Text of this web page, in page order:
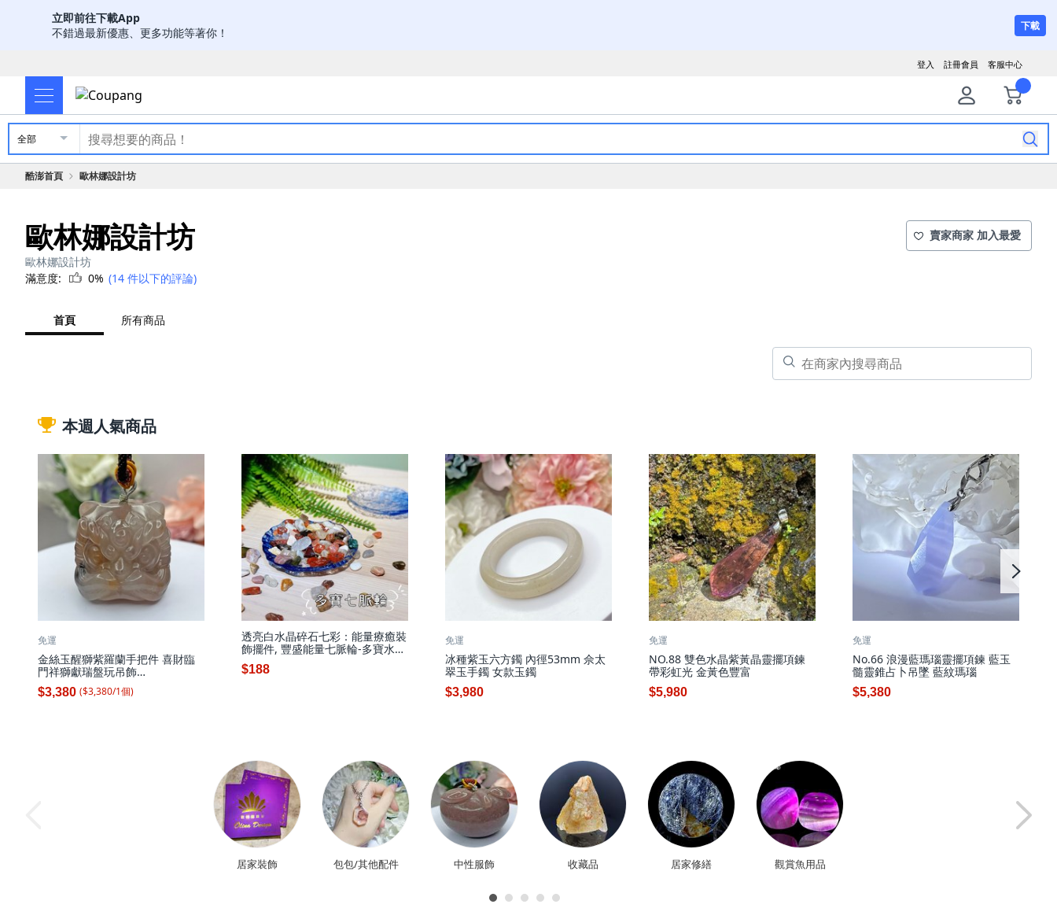
立即前往下載App
不錯過最新優惠、更多功能等著你！
下載
客服中心
註冊會員
登入
全部
酷澎首頁 歐林娜設計坊
歐林娜設計坊
歐林娜設計坊
滿意度:
0% (14 件以下的評論)
賣家商家 加入最愛
首頁 所有商品
本週人氣商品
免運
金絲玉醒獅紫羅蘭手把件 喜財臨
門祥獅獻瑞盤玩吊飾
(47*47*44MM), 1個
$3,380 ($3,380/1個)
透亮白水晶碎石七彩：能量療癒裝
飾擺件, 豐盛能量七脈輪-多寶水晶
礦(100克)
$188
免運
冰種紫玉六方鐲 內徑53mm 佘太
翠玉手鐲 女款玉鐲
$3,980
免運
NO.88 雙色水晶紫黃晶靈擺項鍊
帶彩虹光 金黃色豐富
$5,980
免運
No.66 浪漫藍瑪瑙靈擺項鍊 藍玉
髓靈錐占卜吊墜 藍紋瑪瑙
$5,380
居家裝飾 包包/其他配件 中性服飾 收藏品 居家修繕 觀賞魚用品